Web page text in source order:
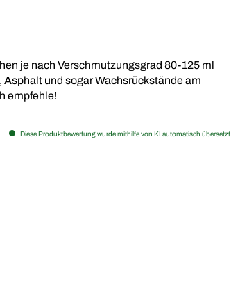
je nach Verschmutzungsgrad 80-125 ml
und sogar Wachsrückstände am
empfehle!
Diese Produktbewertung wurde mithilfe von KI automatisch übersetzt